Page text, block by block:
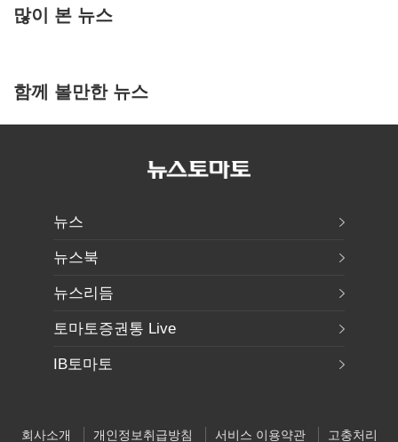
많이 본 뉴스
함께 볼만한 뉴스
뉴스
뉴스북
뉴스리듬
토마토증권통 Live
IB토마토
회사소개 개인정보취급방침 서비스 이용약관 고충처리